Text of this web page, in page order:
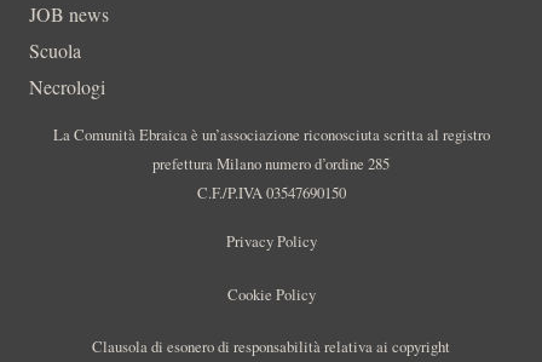
JOB news
Scuola
Necrologi
La Comunità Ebraica è un’associazione riconosciuta scritta al registro
prefettura Milano numero d’ordine 285
C.F./P.IVA 03547690150
Privacy Policy
Cookie Policy
Clausola di esonero di responsabilità relativa ai copyright